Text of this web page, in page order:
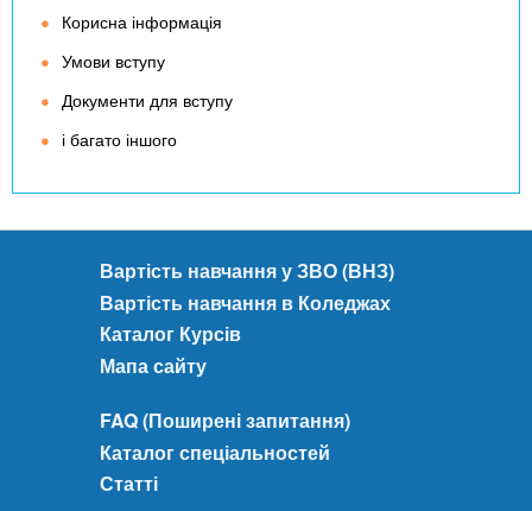
Корисна інформація
Умови вступу
Документи для вступу
і багато іншого
Вартість навчання у ЗВО (ВНЗ)
Вартість навчання в Коледжах
Каталог Курсів
Мапа сайту
FAQ (Поширені запитання)
Каталог спеціальностей
Статті